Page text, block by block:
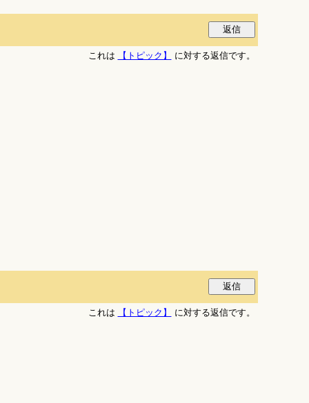
これは 【トピック】 に対する返信です。
これは 【トピック】 に対する返信です。